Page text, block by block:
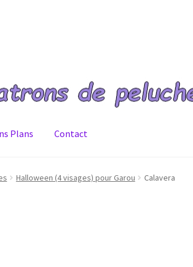
Plans Contact
validée Conditions générales de ventes
Halloween (4 visages) pour Garou Calavera